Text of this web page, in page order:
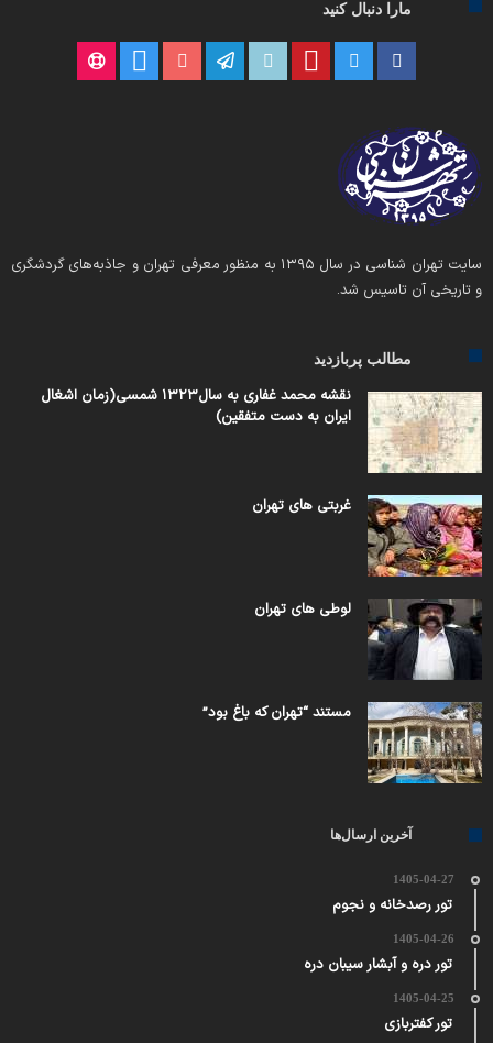
مارا دنبال کنید
سایت تهران شناسی در سال ۱۳۹۵ به منظور معرفی تهران و جاذبه‌های گردشگری
و تاریخی آن تاسیس شد.
مطالب پربازدید
نقشه محمد غفاری به سال۱۳۲۳ شمسی(زمان اشغال
ایران به دست متفقین)
غربتی های تهران
لوطی های تهران
مستند “تهران که باغ بود”
آخرین ارسال‌ها
1405-04-27
تور رصدخانه و نجوم
1405-04-26
تور دره و آبشار سیبان دره
1405-04-25
تور کفتربازی